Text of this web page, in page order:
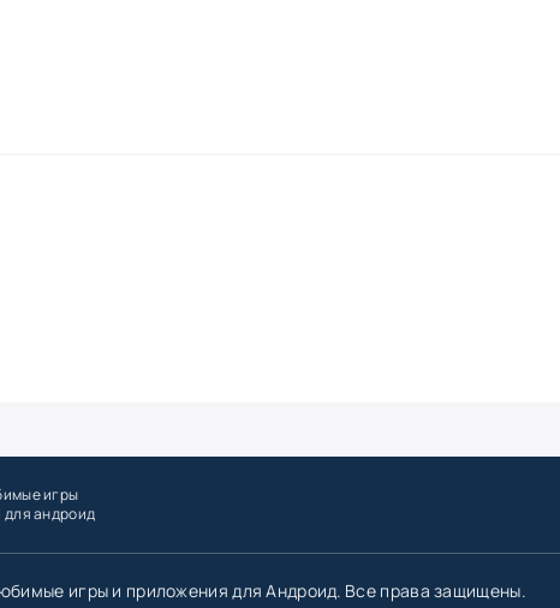
игры
андроид
игры и приложения для Андроид. Все права защищены.